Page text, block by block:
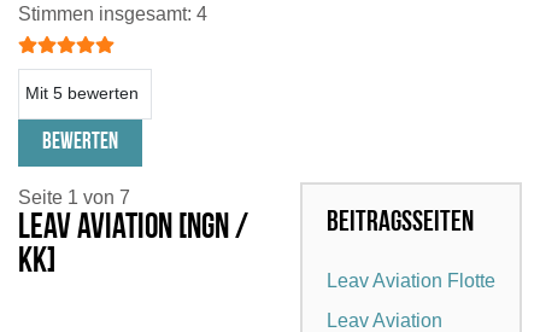
Bewertung:5/5
Stimmen insgesamt: 4
Bitte bewerten
Beitragsseiten
Leav Aviation Flotte
Leav Aviation
Seite 1 von 7
Leav Aviation [NGN /
KK]